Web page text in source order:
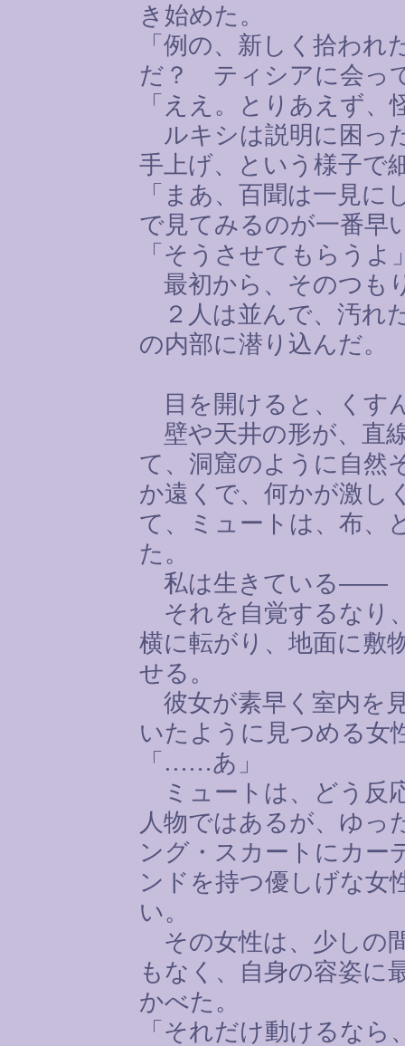
き始めた。
「例の、新しく拾わ
だ？ ティシアに会っ
「ええ。とりあえず
ルキシは説明に困っ
手上げ、という様子で
「まあ、百聞は一見
で見てみるのが一番早
「そうさせてもらうよ
最初から、そのつも
２人は並んで、汚れ
の内部に潜り込んだ。
目を開けると、くす
壁や天井の形が、直
て、洞窟のように自然
か遠くで、何かが激し
て、ミュートは、布、
た。
私は生きている――
それを自覚するなり
横に転がり、地面に敷
せる。
彼女が素早く室内を
いたように見つめる女
「 ……あ」
ミュートは、どう反
人物ではあるが、ゆっ
ング・スカートにカー
ンドを持つ優しげな女
い。
その女性は、少しの
もなく、自身の容姿に
かべた。
「それだけ動けるな